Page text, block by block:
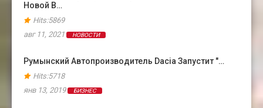
Новой В…
Hits:5869
авг 11, 2021
НОВОСТИ
Румынский Автопроизводитель Dacia Запустит "…
Hits:5718
янв 13, 2019
БИЗНЕС